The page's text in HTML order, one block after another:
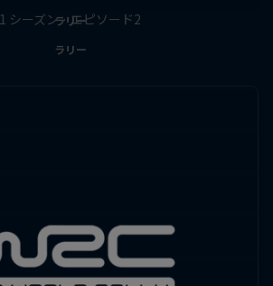
ラリー
1 シーズン · エピソード2
ラリー